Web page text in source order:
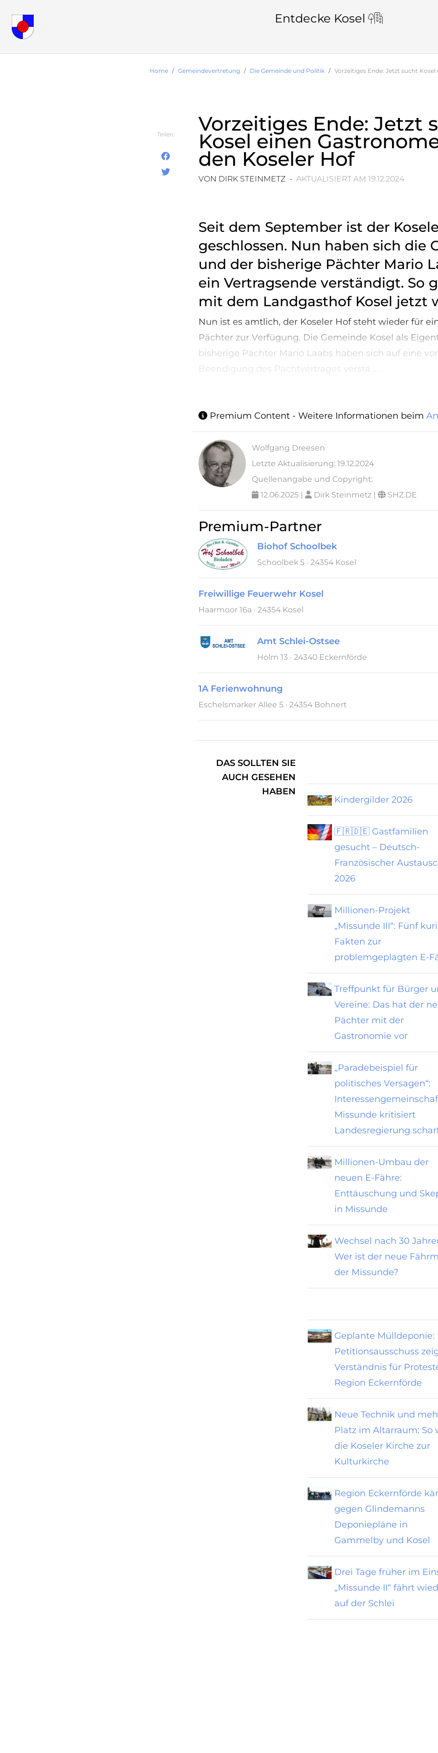
Entdecke Kosel
Home Gemeindevertretung Die Gemeinde und Politik Vorzeitiges Ende: Jetzt sucht
Teilen: Vorzeitiges Ende: Jetzt
Kosel einen
den Koseler Hof
VON DIRK STEINMETZ - AKTUALISIERT AM 19.12.2024
Seit dem September ist der
geschlossen. Nun haben sich die
und der bisherige Pächter Mario
ein Vertragsende verständigt. So
mit dem Landgasthof Kosel jetzt
Nun ist es amtlich, der Koseler Hof steht wieder für
Pächter zur Verfügung. Die Gemeinde Kosel als
bisherige Pächter Mario Laabs haben sich auf eine
Beendigung des Pachtvertrages verstä ...
Premium Content - Weitere Informationen beim
Wolfgang Dreesen
Letzte Aktualisierung: 19.12.2024
Quellenangabe und Copyright:
12.06.2025 |
Dirk Steinmetz | SHZ.DE
Premium-Partner
Biohof Schoolbek
Schoolbek 5 · 24354 Kosel
Freiwillige Feuerwehr Kosel
Haarmoor 16a · 24354 Kosel
Amt Schlei-Ostsee
Holm 13 · 24340 Eckernförde
1A Ferienwohnung
Eschelsmarker Allee 5 · 24354 Bohnert
DAS SOLLTEN SIE
AUCH GESEHEN
HABEN
Kindergilder 2026
🇫🇷🇩🇪 Gastfamilien
gesucht – Deutsch-
Französischer
2026
Millionen-Projekt
„Missunde III“: Fünf
Fakten zur
problemgeplagten E-
Treffpunkt für Bürger
Vereine: Das hat der
Pächter mit der
Gastronomie vor
„Paradebeispiel für
politisches Versagen“:
Missunde kritisiert
Landesregierung
Millionen-Umbau der
neuen E-Fähre:
Enttäuschung und
in Missunde
Wechsel nach 30
Wer ist der neue
der Missunde?
Geplante Mülldeponie:
Petitionsausschuss
Verständnis für
Region Eckernförde
Neue Technik und
Platz im Altarraum: So
die Koseler Kirche zur
Kulturkirche
Region Eckernförde
gegen Glindemanns
Deponiepläne in
Gammelby und Kosel
Drei Tage früher im
„Missunde II“ fährt
auf der Schlei